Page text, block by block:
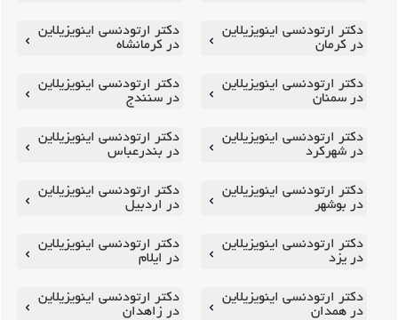
دکتر ارتودنسی اینویزیلاین
در کرمان
دکتر ارتودنسی اینویزیلاین
در کرمانشاه
دکتر ارتودنسی اینویزیلاین
در سمنان
دکتر ارتودنسی اینویزیلاین
در سنندج
دکتر ارتودنسی اینویزیلاین
در شهرکرد
دکتر ارتودنسی اینویزیلاین
در بندرعباس
دکتر ارتودنسی اینویزیلاین
در بوشهر
دکتر ارتودنسی اینویزیلاین
در اردبیل
دکتر ارتودنسی اینویزیلاین
در یزد
دکتر ارتودنسی اینویزیلاین
در ایلام
دکتر ارتودنسی اینویزیلاین
در همدان
دکتر ارتودنسی اینویزیلاین
در زاهدان